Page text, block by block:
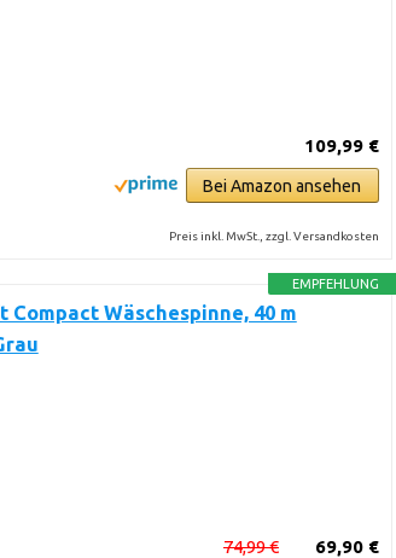
109,99 €
Bei Amazon ansehen
Preis inkl. MwSt., zzgl. Versandkosten
EMPFEHLUNG
Wäschespinne, 40 m
69,90 €
74,99 €